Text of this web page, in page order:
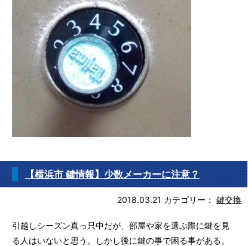
【横浜市 鍵情報】少数メーカーに注意？
2018.03.21 カテゴリー： 鍵交換
引越しシーズン真っ只中だが、部屋や家を選ぶ際に鍵を見
る人はいないと思う。しかし後に鍵の事で困る事がある。